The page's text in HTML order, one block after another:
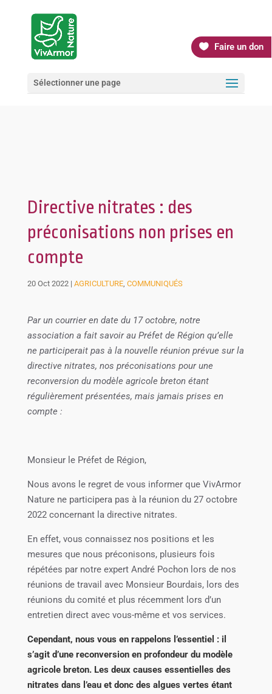
Faire un don
Sélectionner une page
Directive nitrates : des
préconisations non prises en
compte
20 Oct 2022| AGRICULTURE, COMMUNIQUÉS
Par un courrier en date du 17 octobre, notre
association a fait savoir au Préfet de Région qu’elle
ne participerait pas à la nouvelle réunion prévue sur la
directive nitrates, nos préconisations pour une
reconversion du modèle agricole breton étant
régulièrement présentées, mais jamais prises en
compte :
Monsieur le Préfet de Région,
Nous avons le regret de vous informer que VivArmor
Nature ne participera pas à la réunion du 27 octobre
2022 concernant la directive nitrates.
En effet, vous connaissez nos positions et les
mesures que nous préconisons, plusieurs fois
répétées par notre expert André Pochon lors de nos
réunions de travail avec Monsieur Bourdais, lors des
réunions du comité et plus récemment lors d’un
entretien direct avec vous-même et vos services.
Cependant, nous vous en rappelons l’essentiel : il
s’agit d’une reconversion en profondeur du modèle
agricole breton. Les deux causes essentielles des
nitrates dans l’eau et donc des algues vertes étant